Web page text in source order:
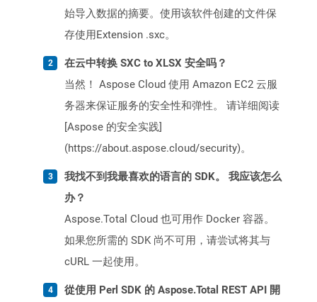
始导入数据的摘要。使用该软件创建的文件保
存使用Extension .sxc。
在云中转换 SXC to XLSX 安全吗？
当然！ Aspose Cloud 使用 Amazon EC2 云服
务器来保证服务的安全性和弹性。 请详细阅读
[Aspose 的安全实践]
(https://about.aspose.cloud/security)。
我找不到我最喜欢的语言的 SDK。 我应该怎么
办？
Aspose.Total Cloud 也可用作 Docker 容器。
如果您所需的 SDK 尚不可用，请尝试将其与
cURL 一起使用。
從使用 Perl SDK 的 Aspose.Total REST API 開